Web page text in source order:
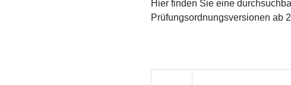
Hier finden Sie eine
Prüfungsordnungsversionen ab